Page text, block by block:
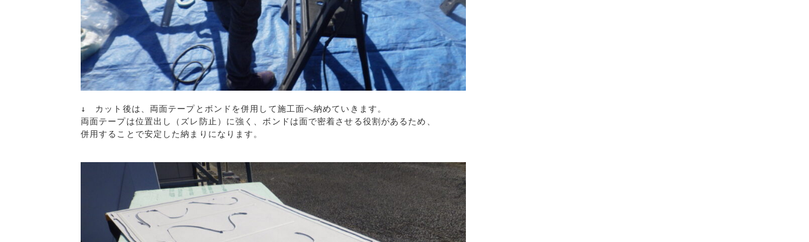
↓　カット後は、両面テープとボンドを併用して施工面へ納めていきます。
両面テープは位置出し（ズレ防止）に強く、ボンドは面で密着させる役割があるため、
併用することで安定した納まりになります。